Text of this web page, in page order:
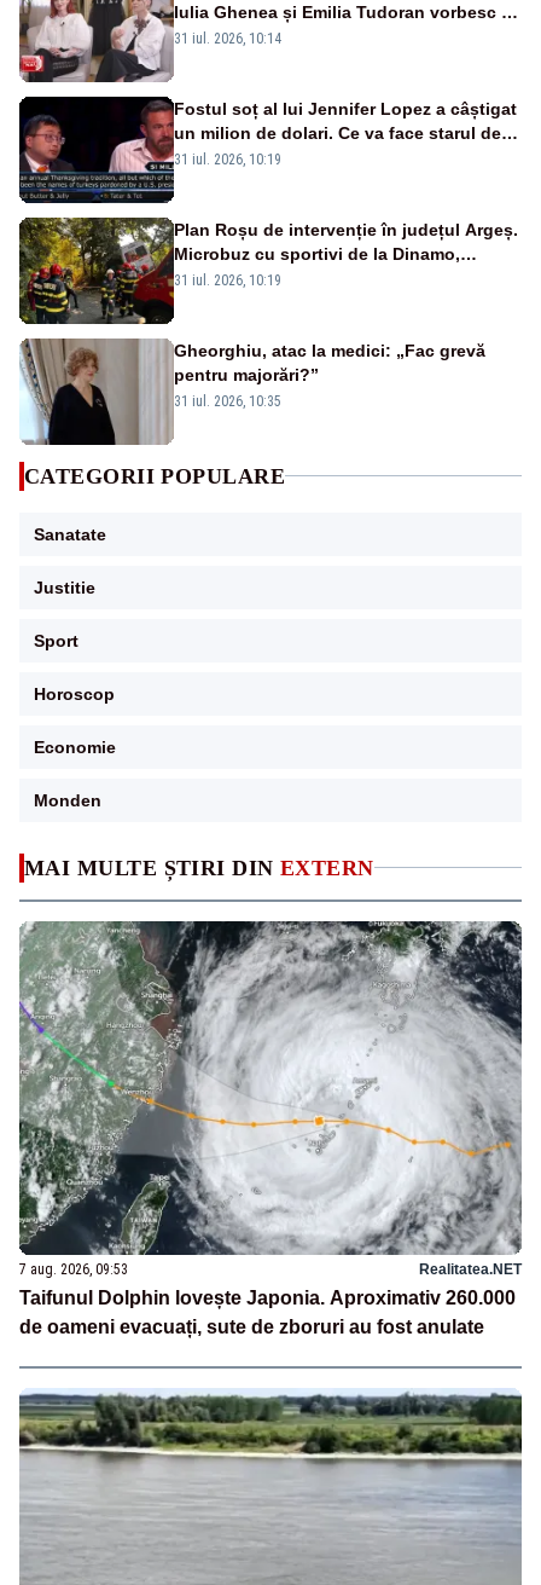
MAI MULTE ȘTIRI DIN EXTERN
7 aug. 2026, 09:53 Realitatea.NET
Taifunul Dolphin lovește Japonia. Aproximativ 260.000
de oameni evacuați, sute de zboruri au fost anulate
Iulia Ghenea și Emilia Tudoran vorbesc în
premieră la Realitatea Plus - VIDEO
31 iul. 2026, 10:14
Fostul soț al lui Jennifer Lopez a câștigat
un milion de dolari. Ce va face starul de la
Hollywood cu banii câștigați?
31 iul. 2026, 10:19
Plan Roșu de intervenție în județul Argeș.
Microbuz cu sportivi de la Dinamo,
implicat într-un accident grav. Un tânăr a
31 iul. 2026, 10:19
Gheorghiu, atac la medici: „Fac grevă
pentru majorări?”
31 iul. 2026, 10:35
CATEGORII POPULARE
Sanatate
Justitie
Sport
Horoscop
Economie
Monden